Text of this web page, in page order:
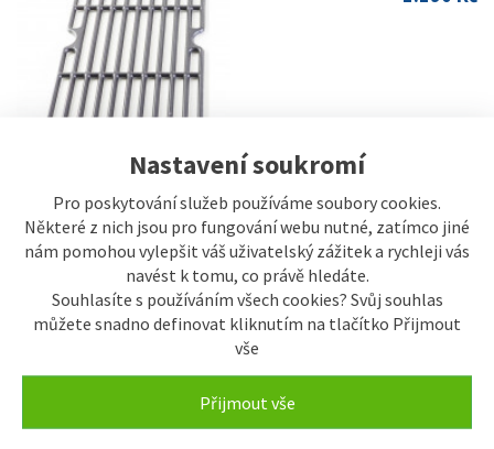
Nastavení soukromí
Pro poskytování služeb používáme soubory cookies.
Některé z nich jsou pro fungování webu nutné, zatímco jiné
nám pomohou vylepšit váš uživatelský zážitek a rychleji vás
navést k tomu, co právě hledáte.
Souhlasíte s používáním všech cookies? Svůj souhlas
můžete snadno definovat kliknutím na tlačítko Přijmout
vše
Přijmout vše
SKLADEM
Litinový rošt G21 pro gril
Mexico BBQ
1.190 Kč